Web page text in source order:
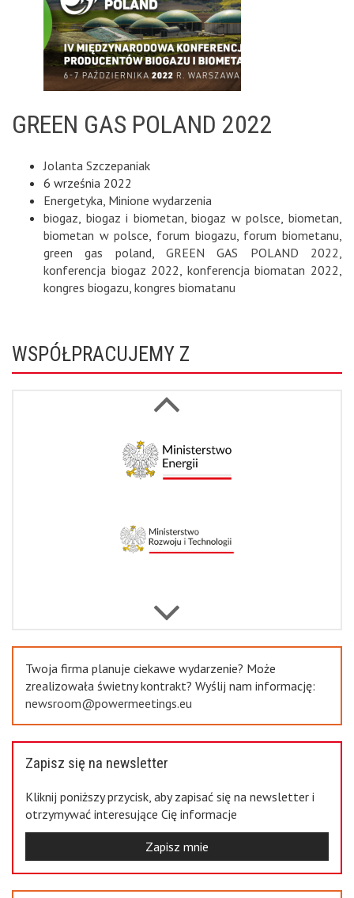
GREEN GAS POLAND 2022
Jolanta Szczepaniak
6 września 2022
Energetyka, Minione wydarzenia
biogaz, biogaz i biometan,biogaz w polsce,biometan,
biometan w polsce, forum biogazu, forum biometanu,
green gas poland,GREEN GAS POLAND 2022,
konferencja biogaz 2022, konferencja biomatan 2022,
kongres biogazu, kongres biomatanu
WSPÓŁPRACUJEMY Z
Twoja firma planuje ciekawe wydarzenie? Może
zrealizowała świetny kontrakt? Wyślij nam informację:
newsroom@powermeetings.eu
Zapisz się na newsletter
Kliknij poniższy przycisk, aby zapisać się na newsletter i
otrzymywać interesujące Cię informacje
Zapisz mnie